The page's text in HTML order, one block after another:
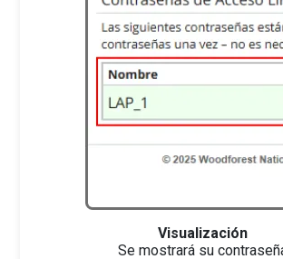
Visualización
Se mostrará su